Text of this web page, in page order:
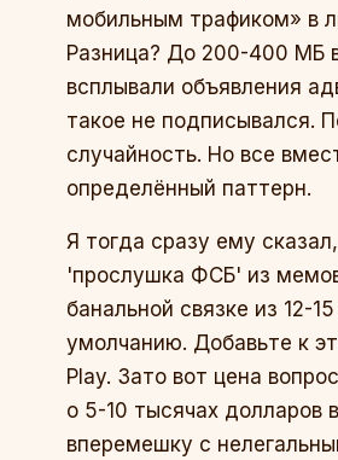
мобильным трафиком» в
Разница? До 200-400 МБ
всплывали объявления
такое не подписывался.
случайность. Но все
определённый паттерн.
Я тогда сразу ему
'прослушка ФСБ' из
банальной связке из 12-
умолчанию. Добавьте к
Play. Зато вот цена
о 5-10 тысячах долларов
вперемешку с